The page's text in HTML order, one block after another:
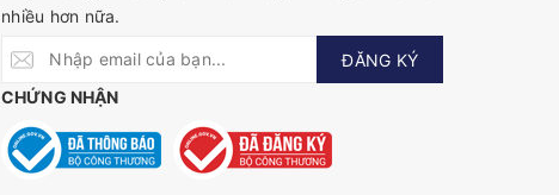
nhiều hơn nữa.
ĐĂNG KÝ
CHỨNG NHẬN